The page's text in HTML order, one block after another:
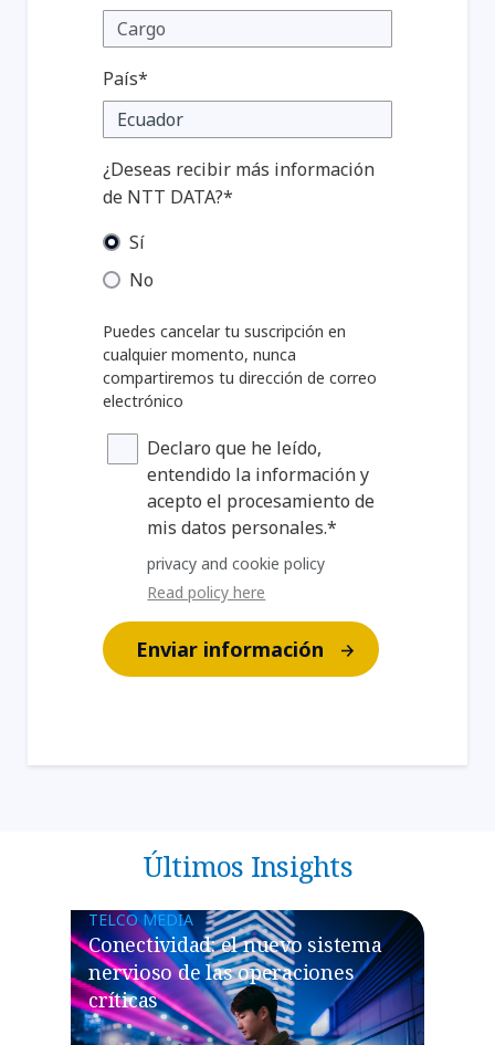
País*
¿Deseas recibir más información
de NTT DATA?*
Sí
No
Puedes cancelar tu suscripción en
cualquier momento, nunca
compartiremos tu dirección de correo
electrónico
Declaro que he leído,
entendido la información y
acepto el procesamiento de
mis datos personales.*
privacy and cookie policy
Read policy here
Enviar información
Últimos Insights
TELCO MEDIA
Conectividad: el nuevo sistema
nervioso de las operaciones
críticas